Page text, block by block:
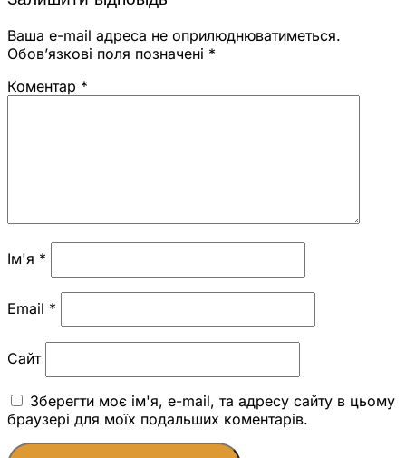
Ваша e-mail адреса не оприлюднюватиметься.
Обов’язкові поля позначені *
Коментар *
Ім'я *
Email *
Сайт
Зберегти моє ім'я, e-mail, та адресу сайту в цьому
браузері для моїх подальших коментарів.